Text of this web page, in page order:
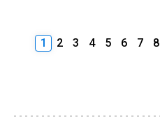
1 2 3 4 5 6 7 8